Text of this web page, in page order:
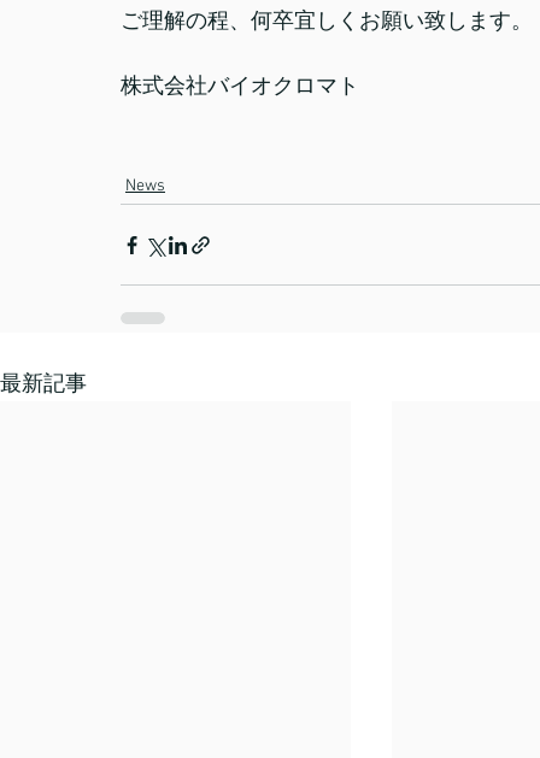
ご理解の程、何卒宜しくお願い致します。
株式会社バイオクロマト
News
最新記事